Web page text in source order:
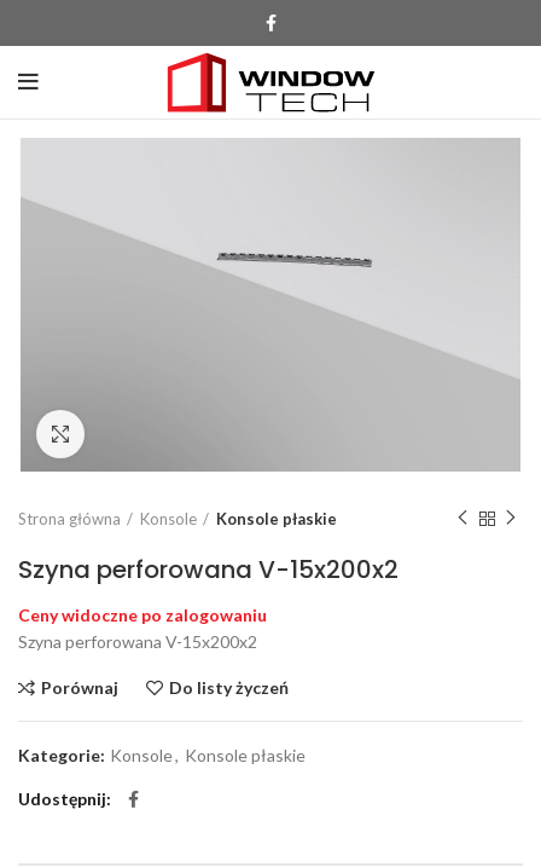
Strona główna Konsole Konsole płaskie
Szyna perforowana V-15x200x2
Ceny widoczne po zalogowaniu
Szyna perforowana V-15x200x2
Porównaj Do listy życzeń
Kategorie: Konsole, Konsole płaskie
Udostępnij